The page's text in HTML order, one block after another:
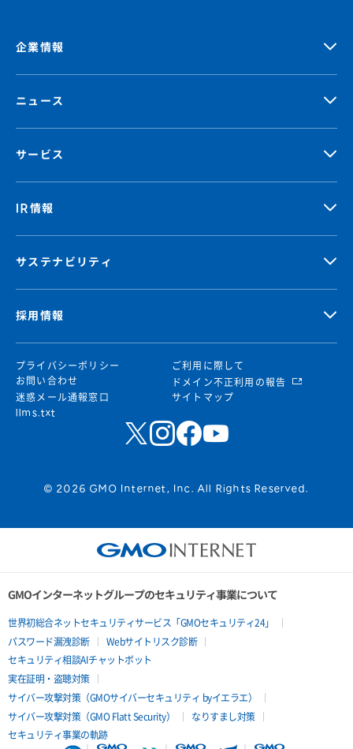
企業情報
ニュース
サービス
IR情報
サステナビリティ
採用情報
プライバシーポリシー
ご利用に際して
お問い合わせ
ドメイン不正利用の報告
迷惑メール通報窓口
サイトマップ
llms.txt
© 2026 GMO Internet, Inc. All Rights Reserved.
GMOインターネットグループのセキュリティ事業について
世界初総合ネットセキュリティサービス「GMOセキュリティ24」
パスワード漏洩診断
Webサイトリスク診断
セキュリティ相談AIチャットボット
実在証明・盗聴対策
サイバー攻撃対策（GMOサイバーセキュリティ byイエラエ）
サイバー攻撃対策（GMO Flatt Security）
なりすまし対策
セキュリティ事業の軌跡